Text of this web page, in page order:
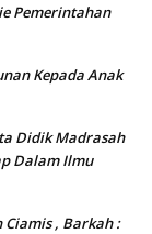
Pemerintahan
Kepada Anak
Didik Madrasah
Dalam Ilmu
, Barkah :